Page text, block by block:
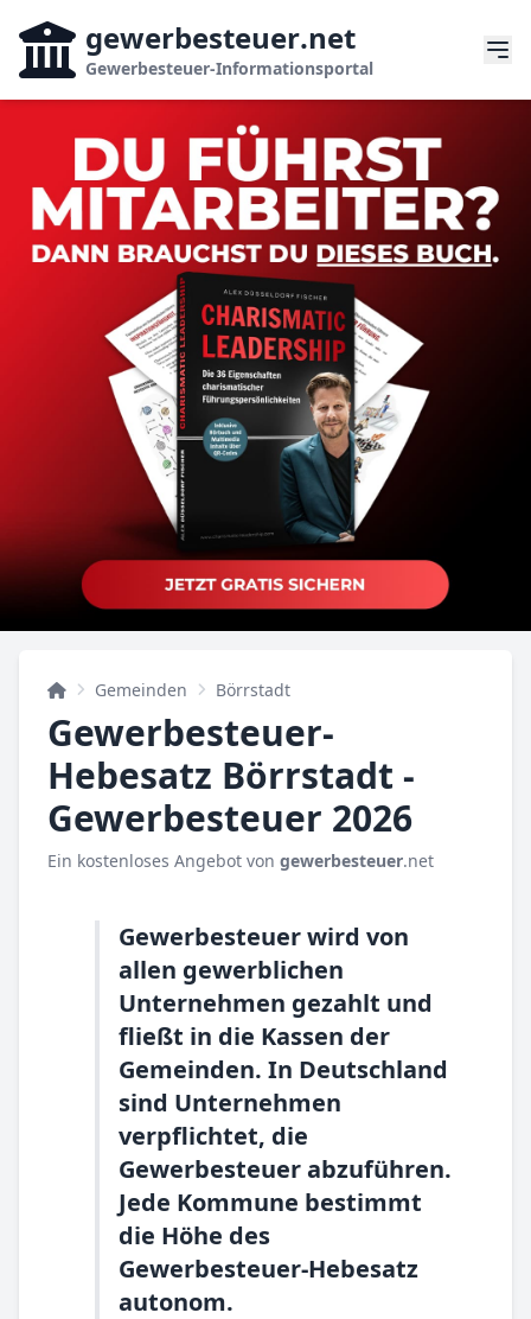
gewerbesteuer.net
Gewerbesteuer-Informationsportal
Gemeinden Börrstadt
Gewerbesteuer-
Hebesatz Börrstadt -
Gewerbesteuer 2026
Ein kostenloses Angebot von gewerbesteuer.net
Gewerbesteuer wird von
allen gewerblichen
Unternehmen gezahlt und
fließt in die Kassen der
Gemeinden. In Deutschland
sind Unternehmen
verpflichtet, die
Gewerbesteuer abzuführen.
Jede Kommune bestimmt
die Höhe des
Gewerbesteuer-Hebesatz
autonom.